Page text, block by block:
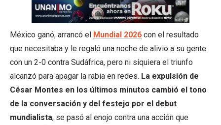
México ganó, arrancó el Mundial 2026 con el resultado
que necesitaba y le regaló una noche de alivio a su gente
con un 2-0 contra Sudáfrica, pero ni siquiera el triunfo
alcanzó para apagar la rabia en redes. La expulsión de
César Montes en los últimos minutos cambió el tono
de la conversación y del festejo por el debut
mundialista, se pasó al enojo contra una acción que